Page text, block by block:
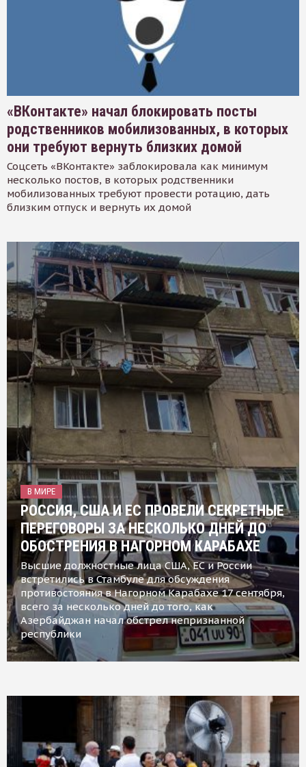
«ВКонтакте» начал блокировать посты
родственников мобилизованных, в которых
они требуют вернуть близких домой
Соцсеть «ВКонтакте» заблокировала как минимум
несколько постов, в которых родственники
мобилизованных требуют провести ротацию, дать
близким отпуск и вернуть их домой
В МИРЕ
РОССИЯ, США И ЕС ПРОВЕЛИ СЕКРЕТНЫЕ
ПЕРЕГОВОРЫ ЗА НЕСКОЛЬКО ДНЕЙ ДО
ОБОСТРЕНИЯ В НАГОРНОМ КАРАБАХЕ
Высшие должностные лица США, ЕС и России
встретились в Стамбуле для обсуждения
противостояния в Нагорном Карабахе 17 сентября,
всего за несколько дней до того, как
Азербайджан начал обстрел непризнанной
республики